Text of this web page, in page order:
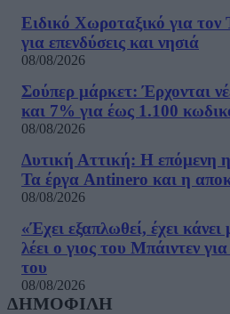
Ειδικό Χωροταξικό για τον
για επενδύσεις και νησιά
08/08/2026
Σούπερ μάρκετ: Έρχονται
και 7% για έως 1.100
08/08/2026
Δυτική Αττική: Η επόμενη
Τα έργα Antinero και η
08/08/2026
«Έχει εξαπλωθεί, έχει
λέει ο γιος του Μπάιντεν
του
08/08/2026
ΔΗΜΟΦΙΛΗ